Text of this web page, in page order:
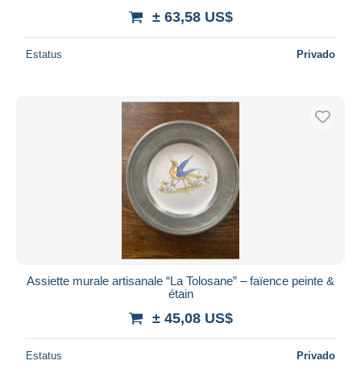
± 63,58 US$
Estatus Privado
Assiette murale artisanale “La Tolosane” – faïence peinte &
étain
± 45,08 US$
Estatus Privado